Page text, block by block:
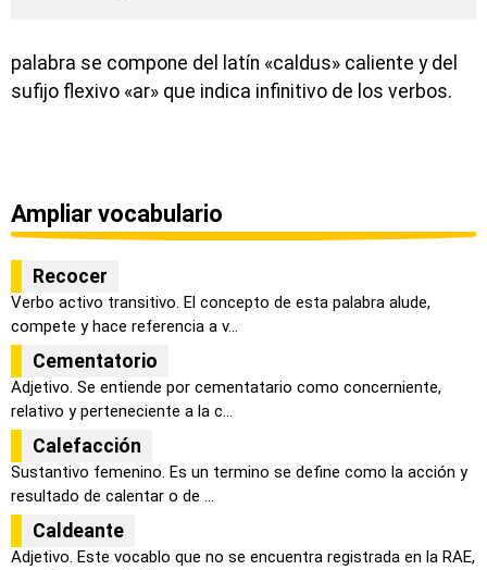
palabra se compone del latín «caldus» caliente y del
sufijo flexivo «ar» que indica infinitivo de los verbos.
Ampliar vocabulario
Recocer
Verbo activo transitivo. El concepto de esta palabra alude,
compete y hace referencia a v...
Cementatorio
Adjetivo. Se entiende por cementatario como concerniente,
relativo y perteneciente a la c...
Calefacción
Sustantivo femenino. Es un termino se define como la acción y
resultado de calentar o de ...
Caldeante
Adjetivo. Este vocablo que no se encuentra registrada en la RAE,